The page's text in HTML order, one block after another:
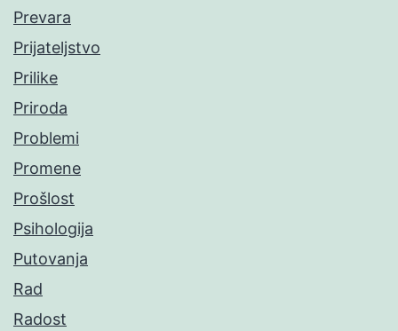
Prevara
Prijateljstvo
Prilike
Priroda
Problemi
Promene
Prošlost
Psihologija
Putovanja
Rad
Radost